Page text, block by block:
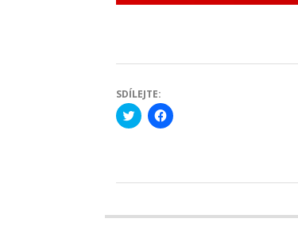
SDÍLEJTE:
Click
to
new
Click
to
new